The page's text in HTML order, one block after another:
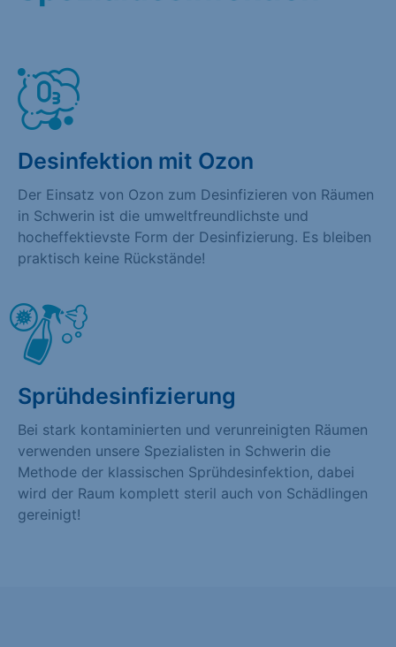
Desinfektion mit Ozon
Der Einsatz von Ozon zum Desinfizieren von Räumen
in Schwerin ist die umweltfreundlichste und
hocheffektievste Form der Desinfizierung. Es bleiben
praktisch keine Rückstände!
Sprühdesinfizierung
Bei stark kontaminierten und verunreinigten Räumen
verwenden unsere Spezialisten in Schwerin die
Methode der klassischen Sprühdesinfektion, dabei
wird der Raum komplett steril auch von Schädlingen
gereinigt!